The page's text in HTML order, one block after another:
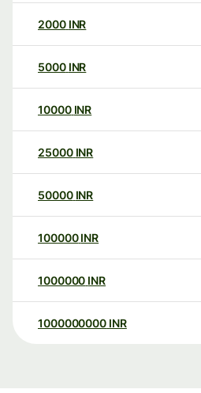
2000 INR
5000 INR
10000 INR
25000 INR
50000 INR
100000 INR
1000000 INR
1000000000 INR